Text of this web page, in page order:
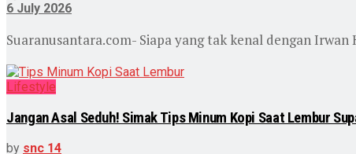
6 July 2026
Suaranusantara.com- Siapa yang tak kenal dengan Irwan
Lifestyle
Jangan Asal Seduh! Simak Tips Minum Kopi Saat Lembur
by snc 14